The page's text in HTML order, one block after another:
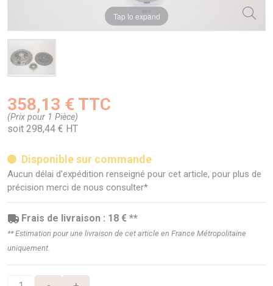
Tap to expand
358,13 € TTC
(Prix pour 1 Pièce)
soit 298,44 € HT
Disponible sur commande
Aucun délai d'expédition renseigné pour cet article, pour plus de
précision merci de nous consulter*
Frais de livraison : 18 € **
** Estimation pour une livraison de cet article en France Métropolitaine
uniquement.